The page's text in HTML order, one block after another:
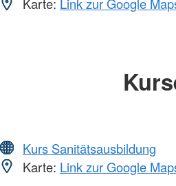
Karte: Link zur Google
Kurs Sanitätsausbildung
Karte: Link zur Google